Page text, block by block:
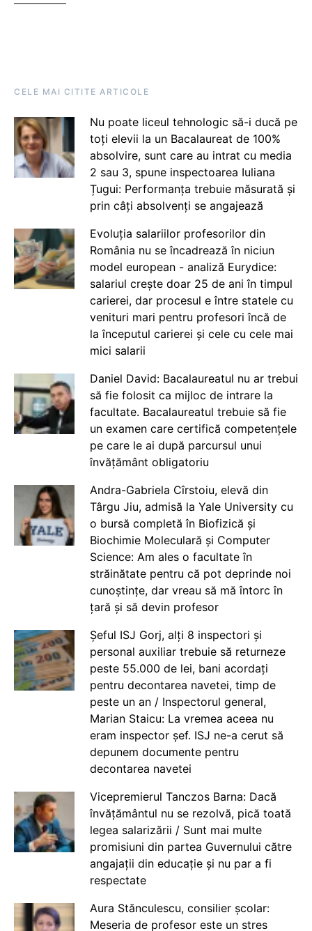
CELE MAI CITITE ARTICOLE
Nu poate liceul tehnologic să-i ducă pe
toți elevii la un Bacalaureat de 100%
absolvire, sunt care au intrat cu media
2 sau 3, spune inspectoarea Iuliana
Țugui: Performanța trebuie măsurată și
prin câți absolvenți se angajează
Evoluția salariilor profesorilor din
România nu se încadrează în niciun
model european - analiză Eurydice:
salariul crește doar 25 de ani în timpul
carierei, dar procesul e între statele cu
venituri mari pentru profesori încă de
la începutul carierei și cele cu cele mai
mici salarii
Daniel David: Bacalaureatul nu ar trebui
să fie folosit ca mijloc de intrare la
facultate. Bacalaureatul trebuie să fie
un examen care certifică competențele
pe care le ai după parcursul unui
învățământ obligatoriu
Andra-Gabriela Cîrstoiu, elevă din
Târgu Jiu, admisă la Yale University cu
o bursă completă în Biofizică și
Biochimie Moleculară și Computer
Science: Am ales o facultate în
străinătate pentru că pot deprinde noi
cunoștințe, dar vreau să mă întorc în
țară și să devin profesor
Șeful ISJ Gorj, alți 8 inspectori și
personal auxiliar trebuie să returneze
peste 55.000 de lei, bani acordați
pentru decontarea navetei, timp de
peste un an / Inspectorul general,
Marian Staicu: La vremea aceea nu
eram inspector șef. ISJ ne-a cerut să
depunem documente pentru
decontarea navetei
Vicepremierul Tanczos Barna: Dacă
învățământul nu se rezolvă, pică toată
legea salarizării / Sunt mai multe
promisiuni din partea Guvernului către
angajații din educație și nu par a fi
respectate
Aura Stănculescu, consilier școlar:
Meseria de profesor este un stres